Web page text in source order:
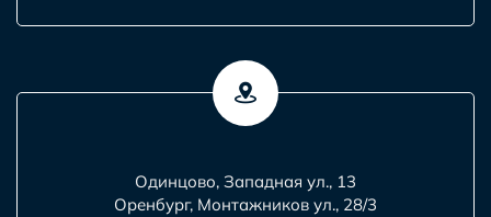
Одинцово, Западная ул., 13
Оренбург, Монтажников ул., 28/3